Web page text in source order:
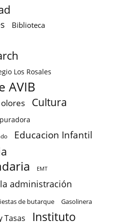
Biblioteca
Los Rosales
AVIB
Cultura
Educacion Infantil
EMT
administración
de butarque Gasolinera
Tasas Instituto